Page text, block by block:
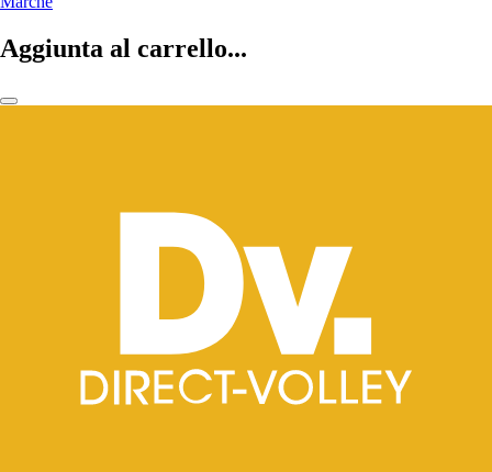
Aggiunta al carrello...